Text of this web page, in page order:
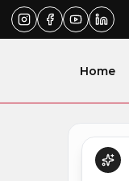
Home